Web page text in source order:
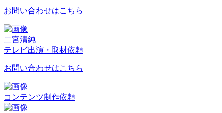
お問い合わせはこちら
二宮清純
テレビ出演・取材依頼
お問い合わせはこちら
コンテンツ制作依頼